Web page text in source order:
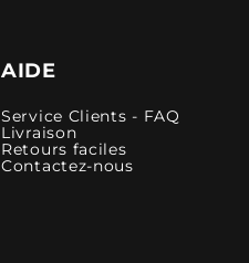
AIDE
Service Clients - FAQ
Livraison
Retours faciles
Contactez-nous